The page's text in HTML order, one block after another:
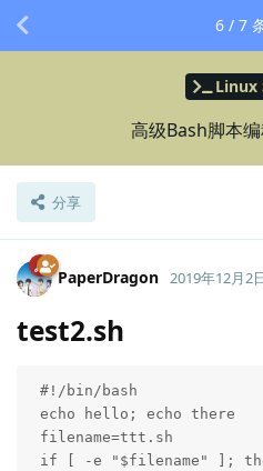
Linux
高级Bash脚本
分享
6 / 7
PaperDragon 2019年12月2
test2.sh
#!/bin/bash
echo hello; echo there
filename=ttt.sh
if [ -e "$filename" ]; then